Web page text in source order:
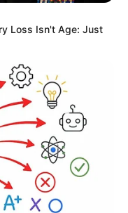
Loss Isn't Age: Just